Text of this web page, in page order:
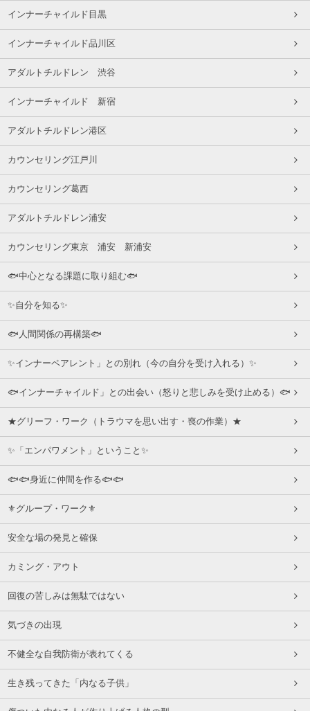
インナーチャイルド目黒
インナーチャイルド品川区
アダルトチルドレン 渋谷
インナーチャイルド 新宿
アダルトチルドレン港区
カウンセリング江戸川
カウンセリング葛西
アダルトチルドレン浦安
カウンセリング東京 浦安 新浦安
🐟中心となる課題に取り組む🐟
✨自分を知る✨
🐟人間関係の再構築🐟
✨インナーペアレント」との別れ（今の自分を受け入れる）✨
🐟インナーチャイルド」との出会い（怒りと悲しみを受け止める）🐟
★グリーフ・ワーク（トラウマを思い出す・喪の作業）★
✨「エンパワメント」ということ✨
🐟🐟身近に仲間を作る🐟🐟
⚜グループ・ワーク⚜
安全な場の発見と確保
カミング・アウト
回復の苦しみは無駄ではない
気づきの出現
不健全な自我防衛が表れてくる
生き残ってきた「内なる子供」